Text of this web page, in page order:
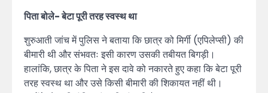
पिता बोले- बेटा पूरी तरह स्वस्थ था
शुरुआती जांच में पुलिस ने बताया कि छात्र को मिर्गी (एपिलेप्सी) की
बीमारी थी और संभवतः इसी कारण उसकी तबीयत बिगड़ी।
हालांकि, छात्र के पिता ने इस दावे को नकारते हुए कहा कि बेटा पूरी
तरह स्वस्थ था और उसे किसी बीमारी की शिकायत नहीं थी।